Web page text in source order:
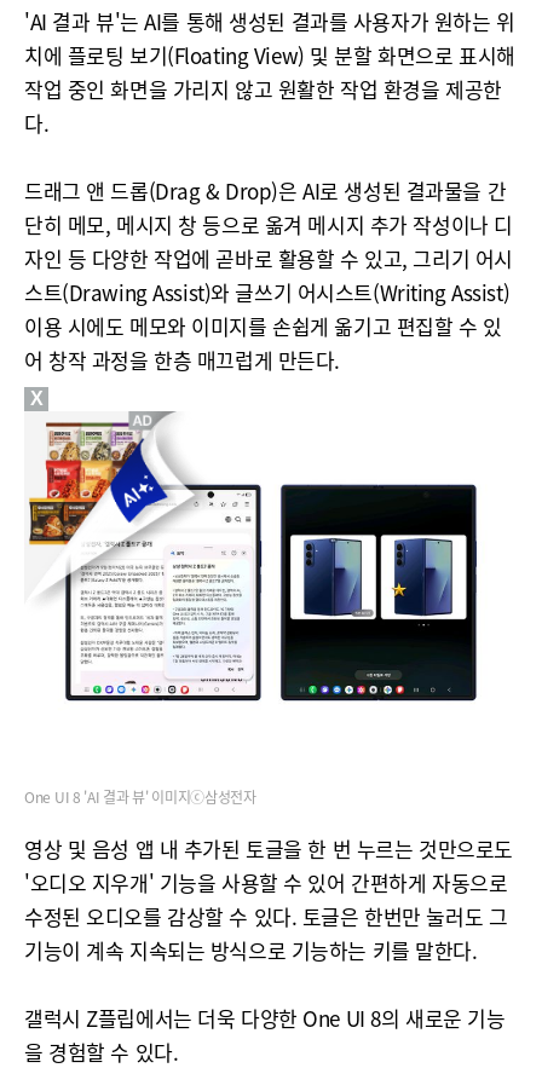
'AI 결과 뷰'는 AI를 통해 생성된 결과를 사용자가 원하는 위
치에 플로팅 보기(Floating View) 및 분할 화면으로 표시해
작업 중인 화면을 가리지 않고 원활한 작업 환경을 제공한
다.
드래그 앤 드롭(Drag & Drop)은 AI로 생성된 결과물을 간
단히 메모, 메시지 창 등으로 옮겨 메시지 추가 작성이나 디
자인 등 다양한 작업에 곧바로 활용할 수 있고, 그리기 어시
스트(Drawing Assist)와 글쓰기 어시스트(Writing Assist)
이용 시에도 메모와 이미지를 손쉽게 옮기고 편집할 수 있
어 창작 과정을 한층 매끄럽게 만든다.
One UI 8 'AI 결과 뷰' 이미지ⓒ삼성전자
영상 및 음성 앱 내 추가된 토글을 한 번 누르는 것만으로도
'오디오 지우개' 기능을 사용할 수 있어 간편하게 자동으로
수정된 오디오를 감상할 수 있다. 토글은 한번만 눌러도 그
기능이 계속 지속되는 방식으로 기능하는 키를 말한다.
갤럭시 Z플립에서는 더욱 다양한 One UI 8의 새로운 기능
을 경험할 수 있다.
X